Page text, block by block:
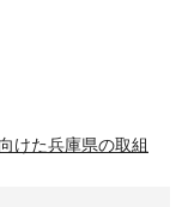
けた兵庫県の取組